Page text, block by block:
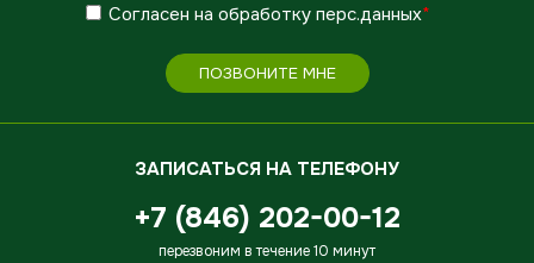
Согласен на обработку перс.данных*
ПОЗВОНИТЕ МНЕ
ЗАПИСАТЬСЯ НА ТЕЛЕФОНУ
+7 (846) 202-00-12
перезвоним в течение 10 минут